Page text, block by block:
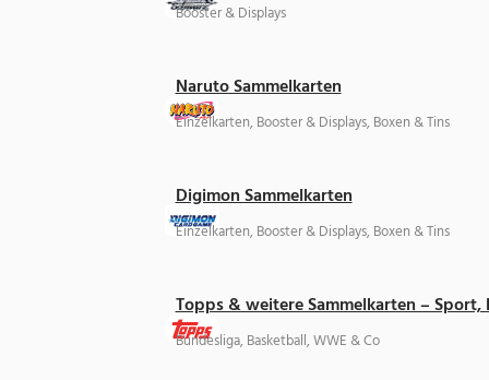
Booster & Displays
Naruto Sammelkarten
Einzelkarten, Booster & Displays, Boxen & Tins
Digimon Sammelkarten
Einzelkarten, Booster & Displays, Boxen & Tins
Topps & weitere Sammelkarten –
Bundesliga, Basketball, WWE & Co